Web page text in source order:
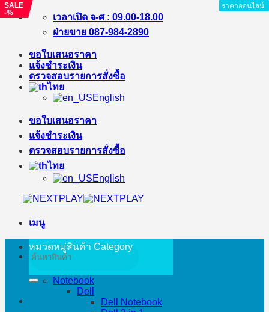
ข้าม
เนื้อหา
เวลาเปิด จ-ศ : 09.00-18.00
ฝ่ายขาย 087-984-2890
ขอใบเสนอราคา
แจ้งชำระเงิน
ตรวจสอบรายการสั่งซื้อ
ไทย
English
ขอใบเสนอราคา
แจ้งชำระเงิน
ตรวจสอบรายการสั่งซื้อ
ไทย
English
เมนู
ค้นหา:
หมวดหมู่สินค้า Category
Notebook
Dell
Dell Notebook
ราคาออนไลน์
ราคาออนไลน์
ราคาออนไลน์
ราคาออนไลน์
ราคาออนไลน์
ราคาออนไลน์
SALE
-%
ราคาออนไลน์
ราคาออนไลน์
ราคาออนไลน์